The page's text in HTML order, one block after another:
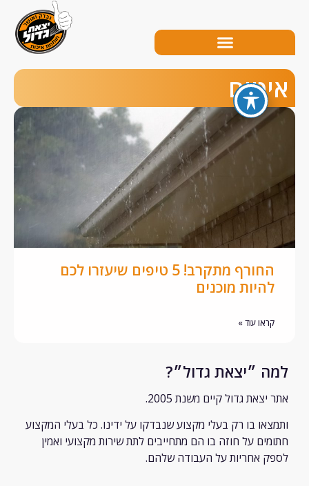
״יצאת גדול״?
גדול קיים משנת 2005.
בו רקבעלי מקצוע שנבדקו על ידינו. כל בעלי המקצוע
על חוזה בו הם מתחייבים לתת שירות מקצועי ואמין
אחריות על העבודה שלהם.
החורף מתקרב! 5 טיפים שיעזרו לכם
להיות מוכנים
קראו עוד »